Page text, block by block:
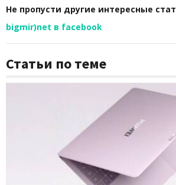
Не пропусти другие интересные
bigmir)net в facebook
Статьи по теме